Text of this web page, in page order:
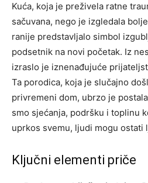
Kuća, koja je preživela ratne
sačuvana, nego je izgledala
ranije predstavljalo simbol
podsetnik na novi početak. Iz
izraslo je iznenađujuće
Ta porodica, koja je slučajno
privremeni dom, ubrzo je
smo sjećanja, podršku i toplinu
uprkos svemu, ljudi mogu ostati
Ključni elementi priče